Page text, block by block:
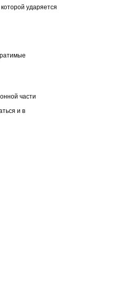
ударяется
части
и в